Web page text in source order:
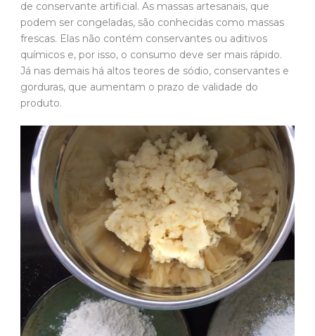
de conservante artificial. As massas artesanais, que
podem ser congeladas, são conhecidas como massas
frescas. Elas não contém conservantes ou aditivos
químicos e, por isso, o consumo deve ser mais rápido.
Já nas demais há altos teores de sódio, conservantes e
gorduras, que aumentam o prazo de validade do
produto.